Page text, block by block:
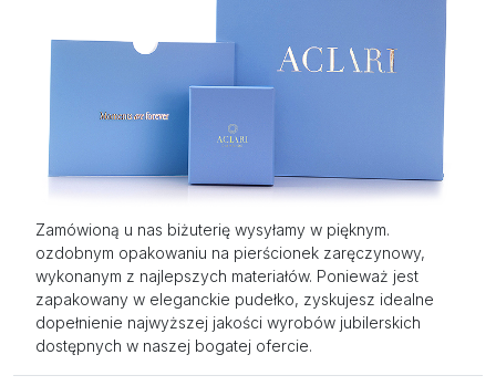
Zamówioną u nas biżuterię wysyłamy w pięknym.
ozdobnym opakowaniu na pierścionek zaręczynowy,
wykonanym z najlepszych materiałów. Ponieważ jest
zapakowany w eleganckie pudełko, zyskujesz idealne
dopełnienie najwyższej jakości wyrobów jubilerskich
dostępnych w naszej bogatej ofercie.